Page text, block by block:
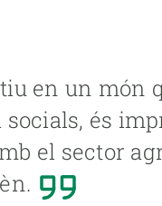
en un món
és
el sector